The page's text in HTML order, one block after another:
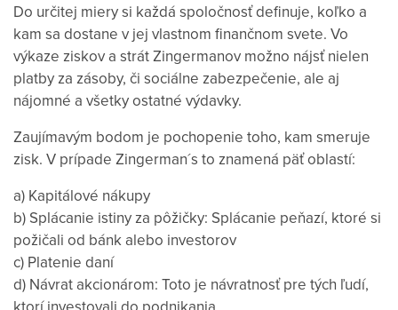
Do určitej miery si každá spoločnosť definuje, koľko a
kam sa dostane v jej vlastnom finančnom svete. Vo
výkaze ziskov a strát Zingermanov možno nájsť nielen
platby za zásoby, či sociálne zabezpečenie, ale aj
nájomné a všetky ostatné výdavky.
Zaujímavým bodom je pochopenie toho, kam smeruje
zisk. V prípade Zingerman´s to znamená päť oblastí:
a) Kapitálové nákupy
b) Splácanie istiny za pôžičky: Splácanie peňazí, ktoré si
požičali od bánk alebo investorov
c) Platenie daní
d) Návrat akcionárom: Toto je návratnosť pre tých ľudí,